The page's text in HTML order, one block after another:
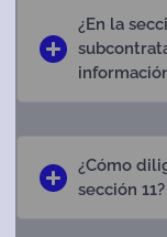
¿En la
¿Cómo
sección 11?